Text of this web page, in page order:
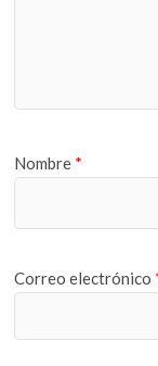
Nombre *
Correo electrónico